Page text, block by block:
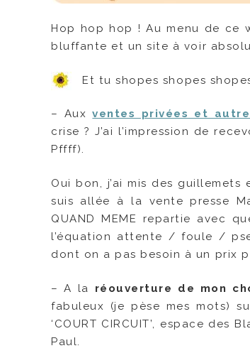
Hop hop hop ! Au menu de ce
bluffante et un site à voir
Et tu shopes shopes
– Auxventes privées et
crise ? J’ai l’impression de
Pffff).
Oui bon, j’ai mis des
suis allée à la vente presse
QUAND MEME repartie avec
l’équation attente / foule /
dont on a pas besoin à un prix
– A la réouverture de mon
fabuleux (je pèse mes mots)
‘COURT CIRCUIT’, espace
Paul.